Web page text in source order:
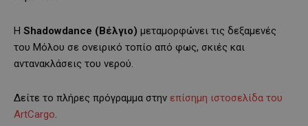
Η Shadowdance (Βέλγιο) μεταμορφώνει τις δεξαμενές
του Μόλου σε ονειρικό τοπίο από φως, σκιές και
αντανακλάσεις του νερού.
Δείτε το πλήρες πρόγραμμα στην επίσημη ιστοσελίδα του
ArtCargo.